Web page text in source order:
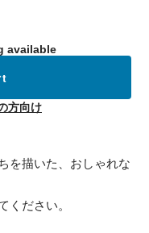
available
方向け
を描いた、おしゃれな
ください。